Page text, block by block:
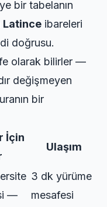
bir tabelanın
Latince ibareleri
doğrusu.
olarak bilirler —
değişmeyen
bir
İçin
Ulaşım
—
3 dk yürüme
mesafesi